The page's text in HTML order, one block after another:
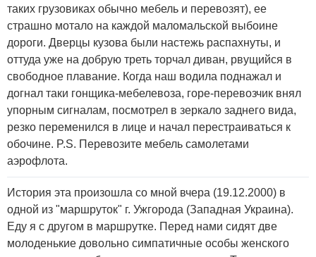
таких грузовиках обычно мебель и перевозят), ее
страшно мотало на каждой маломальской выбоине
дороги. Дверцы кузова были настежь распахнуты, и
оттуда уже на добрую треть торчал диван, рвущийся в
свободное плавание. Когда наш водила поднажал и
догнал таки гонщика-мебелевоза, горе-перевозчик внял
упорным сигналам, посмотрел в зеркало заднего вида,
резко переменился в лице и начал перестраиваться к
обочине. P.S. Перевозите мебель самолетами
аэрофлота.
История эта произошла со мной вчера (19.12.2000) в
одной из "маршруток" г. Ужгорода (Западная Украина).
Еду я с другом в маршрутке. Перед нами сидят две
молоденькие довольно симпатичные особы женского